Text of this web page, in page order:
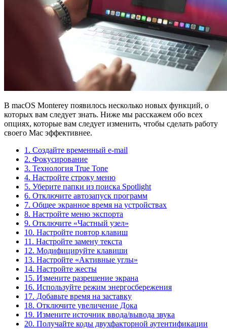
В macOS Monterey появилось несколько новых функций, о
которых вам следует знать. Ниже мы расскажем обо всех
опциях, которые вам следует изменить, чтобы сделать работу
своего Mac эффективнее.
1. Создайте временный e-mail
2. Фокусирование
3. Технология True Tone
4. Настройте строку меню
5. Уберите папки из поиска Spotlight
6. Отключите автозапуск программ
7. Общее экранное время на устройствах
8. Настройте меню экспорта
9. Отключите «Частный узел»
10. Настройте повтор клавиш
11. Настройте замену текста
12. Модифицируйте клавиши
13. Настройте «Активные углы»
14. Настройте жесты
15. Измените разрешение экрана
16. Используйте режим энергосбережения
17. Добавьте время на заставку
18. Отключите увеличение Дока
19. Измените источник ввода/вывода звука
20. Получайте коды двухфакторной аутентификации